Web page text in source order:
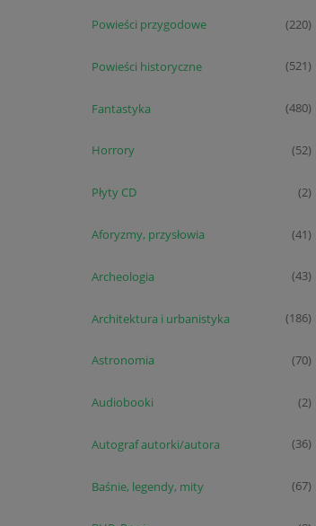
Powieści przygodowe (220)
Powieści historyczne (521)
Fantastyka (480)
Horrory (52)
Płyty CD (2)
Aforyzmy, przysłowia (41)
Archeologia (43)
Architektura i urbanistyka (186)
Astronomia (70)
Audiobooki (2)
Autograf autorki/autora (36)
Baśnie, legendy, mity (67)